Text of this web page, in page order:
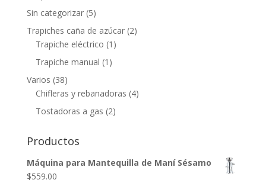
Sin categorizar (5)
Trapiches caña de azúcar (2)
Trapiche eléctrico (1)
Trapiche manual (1)
Varios (38)
Chifleras y rebanadoras (4)
Tostadoras a gas (2)
Productos
Máquina para Mantequilla de Maní Sésamo
$559.00